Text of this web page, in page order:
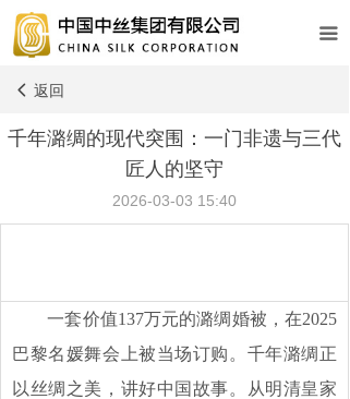
끀
网站首页
企业文化
人力资源
党建工作
넳 返回
千年潞绸的现代突围：一门非遗与三代
匠人的坚守
2026-03-03 15:40
一套价值137万元的潞绸婚被，在2025
巴黎名媛舞会上被当场订购。千年潞绸正
以丝绸之美，讲好中国故事。从明清皇家